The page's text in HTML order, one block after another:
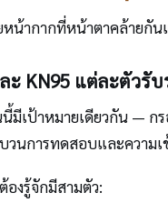
หน้ากากที่หน้าตาคล้ายกั
ะ KN95 แต่ละตัวรั
มีเป้าหมายเดียวกัน — ก
วนการทดสอบและความเ
งรู้จักมีสามตัว: